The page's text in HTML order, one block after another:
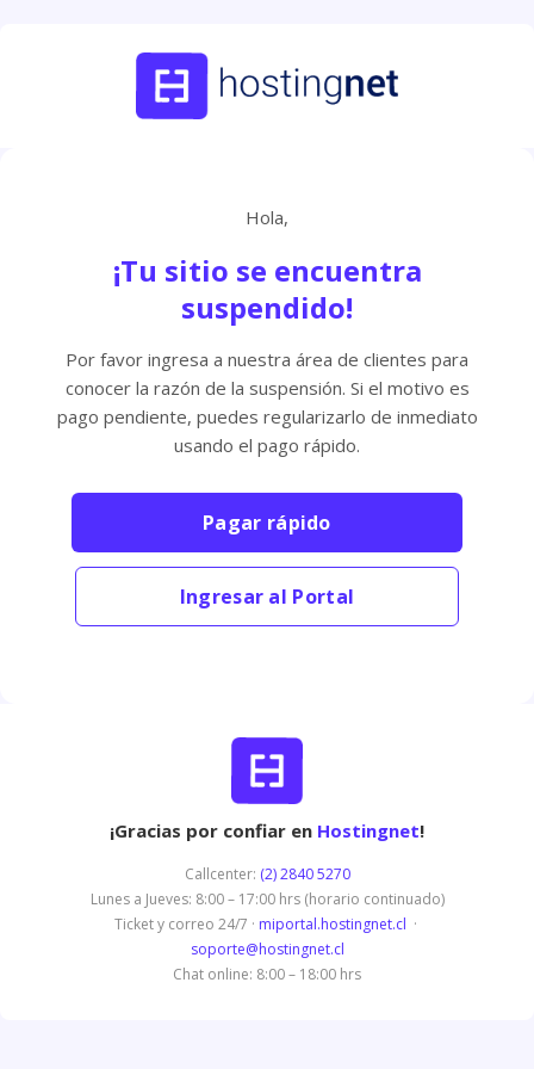
Hola,
¡Tu sitio se encuentra
suspendido!
Por favor ingresa a nuestra área de clientes para
conocer la razón de la suspensión. Si el motivo es
pago pendiente, puedes regularizarlo de inmediato
usando el pago rápido.
Pagar rápido
Ingresar al Portal
¡Gracias por confiar en Hostingnet!
Callcenter: (2) 2840 5270
Lunes a Jueves: 8:00 – 17:00 hrs (horario continuado)
Ticket y correo 24/7 · miportal.hostingnet.cl ·
soporte@hostingnet.cl
Chat online: 8:00 – 18:00 hrs